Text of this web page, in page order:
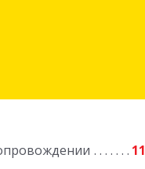
11
Сотникова ул,